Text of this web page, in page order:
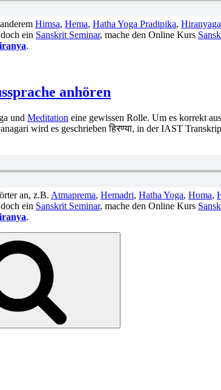
Himsa, Hema, Hatha Yoga Pradipika,
ein Sanskrit Seminar, mache den Online Kurs
.
anhören
und Meditation eine gewissen Rolle. Um es korrekt
wird es geschrieben हिरण्या, in der IAST
an, z.B. Atmaprema, Hemadri, Hatha Yoga, Homa,
ein Sanskrit Seminar, mache den Online Kurs
.